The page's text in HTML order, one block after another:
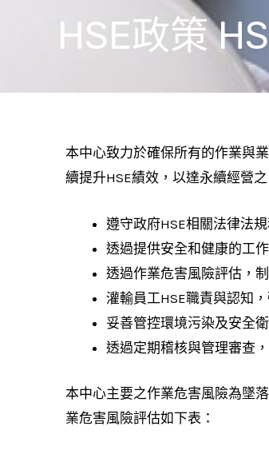
HSE政策
本中心致力於確保所有的作業與
續提升HSE績效，以達永續經營
遵守政府HSE相關法律法
透過提供安全和健康的工
透過作業危害風險評估，
灌輸員工HSE職責與認知
妥善管控環境污染及安全
透過定期稽核與管理審查
本中心主要之作業危害風險為墜
業危害風險評估如下表：